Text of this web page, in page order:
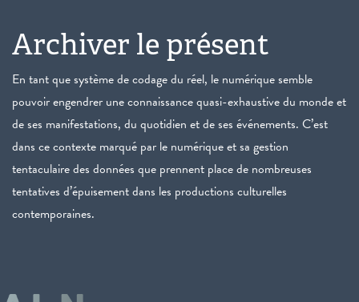
Archiver le présent
En tant que système de codage du réel, le numérique semble
pouvoir engendrer une connaissance quasi-exhaustive du monde et
de ses manifestations, du quotidien et de ses événements. C’est
dans ce contexte marqué par le numérique et sa gestion
tentaculaire des données que prennent place de nombreuses
tentatives d’épuisement dans les productions culturelles
contemporaines.